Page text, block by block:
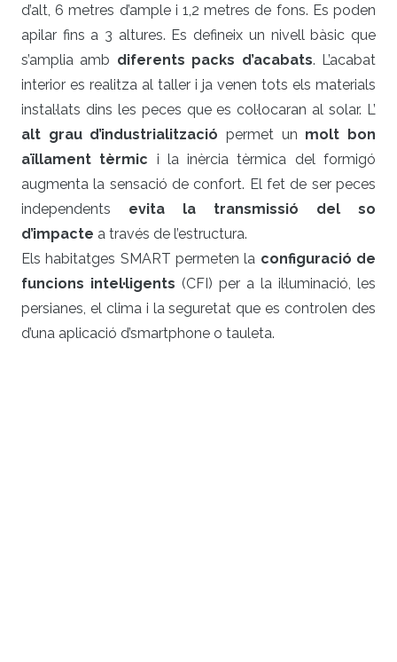
d’alt, 6 metres d’ample i 1,2 metres de fons. Es poden
apilar fins a 3 altures. Es defineix un nivell bàsic que
s’amplia amb diferents packs d’acabats. L’acabat
interior es realitza al taller i ja venen tots els materials
instal·lats dins les peces que es col·locaran al solar. L’
alt grau d’industrialització permet un molt bon
aïllament tèrmic i la inèrcia tèrmica del formigó
augmenta la sensació de confort. El fet de ser peces
independents evita la transmissió del so
d’impacte a través de l’estructura.
Els habitatges SMART permeten la configuració de
funcions intel·ligents (CFI) per a la il·luminació, les
persianes, el clima i la seguretat que es controlen des
d’una aplicació d’smartphone o tauleta.